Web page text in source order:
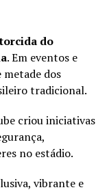
do
. Em eventos e
dos
tradicional.
criou iniciativas
no estádio.
vibrante e